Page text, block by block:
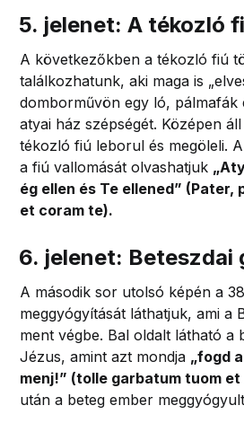
5. jelenet: A tékozló
A következőkben a tékozló fiú
találkozhatunk, aki maga is
domborművön egy ló, pálmafák
atyai ház szépségét. Középen
tékozló fiú leborul és megöleli.
a fiú vallomását olvashatjuk
ég ellen és Te ellened” (Pater,
et coram te).
6. jelenet: Beteszdai
A második sor utolsó képén a
meggyógyítását láthatjuk, ami a
ment végbe. Bal oldalt látható a
Jézus, amint azt mondja „fogd
menj!” (tolle garbatum tuom et
után a beteg ember